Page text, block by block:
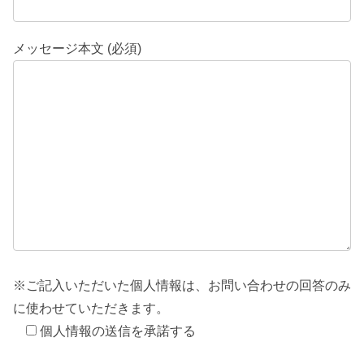
メッセージ本文 (必須)
※ご記入いただいた個人情報は、お問い合わせの回答のみ
に使わせていただきます。
個人情報の送信を承諾する